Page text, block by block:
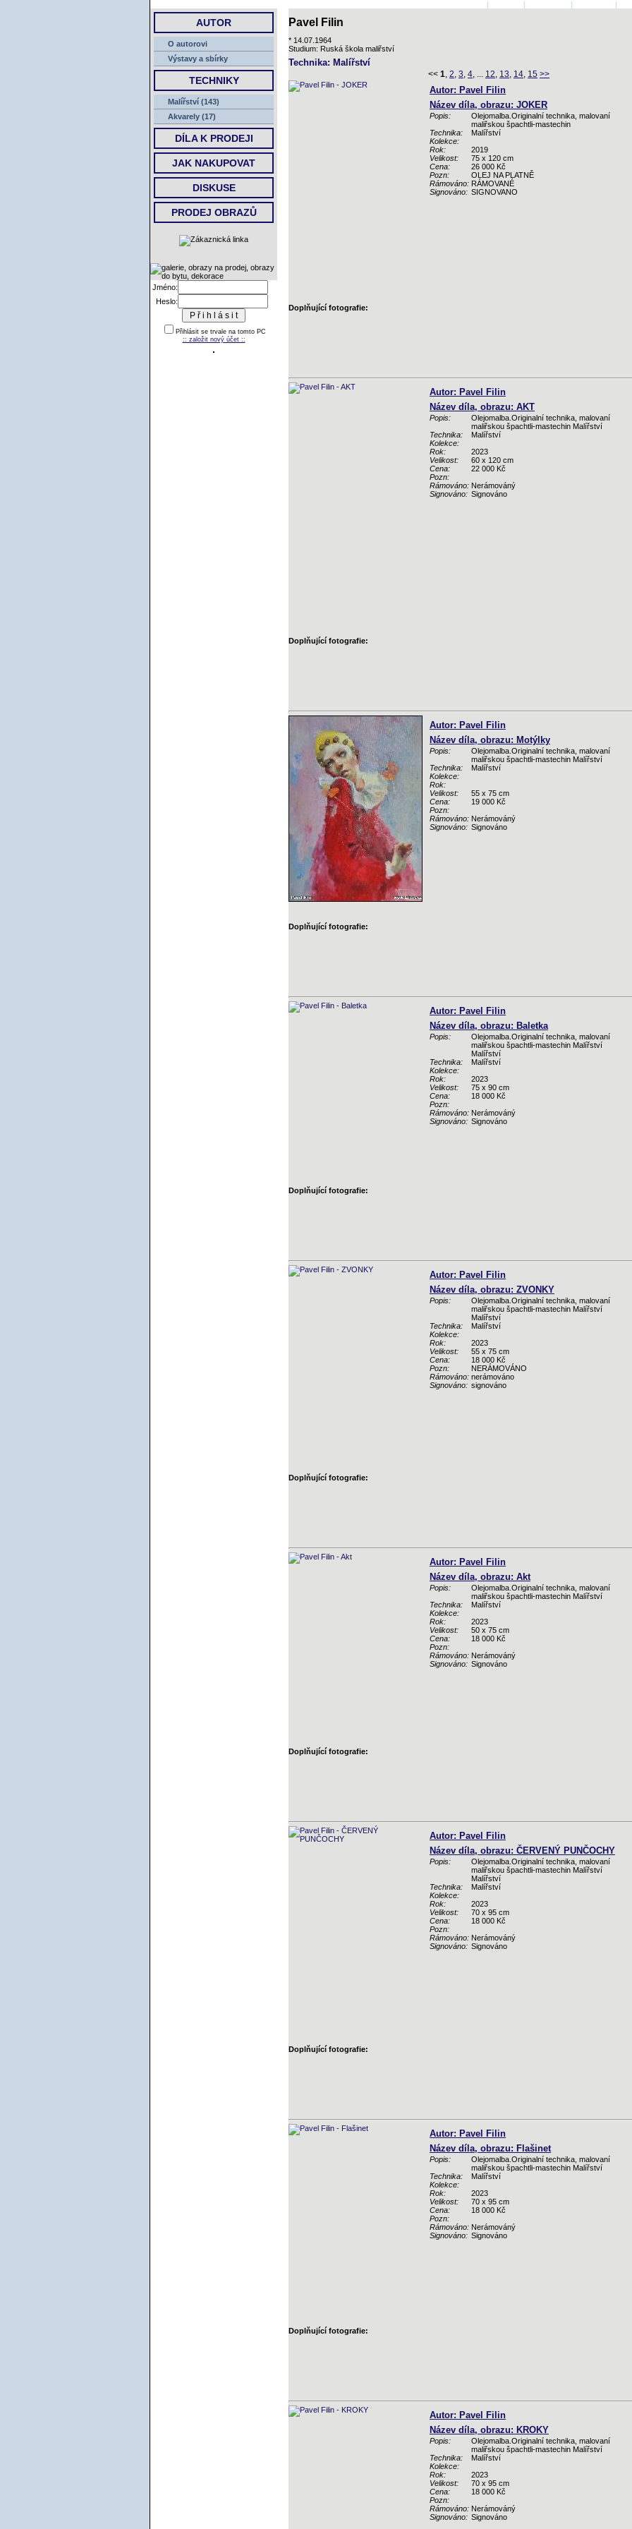
| | | |
AUTOR
O autorovi
Výstavy a sbírky
TECHNIKY
Malířství (143)
Akvarely (17)
DÍLA K PRODEJI
JAK NAKUPOVAT
DISKUSE
PRODEJ OBRAZŮ
Jméno:
Heslo:
Přihlásit se trvale na tomto PC
:: založit nový účet ::
Pavel Filin
* 14.07.1964
Studium: Ruská škola maliřství
Technika: Malířství
<< 1, 2, 3, 4, ... 12, 13, 14, 15 >>
Autor: Pavel Filin
Název díla, obrazu: JOKER
Popis:
Olejomalba.Originalní technika, malovaní
maliřskou špachtli-mastechin
Technika:
Malířství
Kolekce:
Rok:
2019
Velikost:
75 x 120 cm
Cena:
26 000 Kč
Pozn:
OLEJ NA PLATNĚ
Rámováno: RÁMOVANÉ
Signováno: SIGNOVANO
Doplňující fotografie:
Autor: Pavel Filin
Název díla, obrazu: AKT
Popis:
Olejomalba.Originalní technika, malovaní
maliřskou špachtli-mastechin Malířství
Technika:
Malířství
Kolekce:
Rok:
2023
Velikost:
60 x 120 cm
Cena:
22 000 Kč
Pozn:
Rámováno: Nerámováný
Signováno: Signováno
Doplňující fotografie:
Autor: Pavel Filin
Název díla, obrazu: Motýlky
Popis:
Olejomalba.Originalní technika, malovaní
maliřskou špachtli-mastechin Malířství
Technika:
Malířství
Kolekce:
Rok:
Velikost:
55 x 75 cm
Cena:
19 000 Kč
Pozn:
Rámováno: Nerámováný
Signováno: Signováno
Doplňující fotografie:
Autor: Pavel Filin
Název díla, obrazu: Baletka
Popis:
Olejomalba.Originalní technika, malovaní
maliřskou špachtli-mastechin Malířství
Malířství
Technika:
Malířství
Kolekce:
Rok:
2023
Velikost:
75 x 90 cm
Cena:
18 000 Kč
Pozn:
Rámováno: Nerámováný
Signováno: Signováno
Doplňující fotografie:
Autor: Pavel Filin
Název díla, obrazu: ZVONKY
Popis:
Olejomalba.Originalní technika, malovaní
maliřskou špachtli-mastechin Malířství
Malířství
Technika:
Malířství
Kolekce:
Rok:
2023
Velikost:
55 x 75 cm
Cena:
18 000 Kč
Pozn:
NERÁMOVÁNO
Rámováno: nerámováno
Signováno: signováno
Doplňující fotografie:
Autor: Pavel Filin
Název díla, obrazu: Akt
Popis:
Olejomalba.Originalní technika, malovaní
maliřskou špachtli-mastechin Malířství
Technika:
Malířství
Kolekce:
Rok:
2023
Velikost:
50 x 75 cm
Cena:
18 000 Kč
Pozn:
Rámováno: Nerámováný
Signováno: Signováno
Doplňující fotografie:
Autor: Pavel Filin
Název díla, obrazu: ČERVENÝ PUNČOCHY
Popis:
Olejomalba.Originalní technika, malovaní
maliřskou špachtli-mastechin Malířství
Malířství
Technika:
Malířství
Kolekce:
Rok:
2023
Velikost:
70 x 95 cm
Cena:
18 000 Kč
Pozn:
Rámováno: Nerámováný
Signováno: Signováno
Doplňující fotografie:
Autor: Pavel Filin
Název díla, obrazu: Flašinet
Popis:
Olejomalba.Originalní technika, malovaní
maliřskou špachtli-mastechin Malířství
Technika:
Malířství
Kolekce:
Rok:
2023
Velikost:
70 x 95 cm
Cena:
18 000 Kč
Pozn:
Rámováno: Nerámováný
Signováno: Signováno
Doplňující fotografie:
Autor: Pavel Filin
Název díla, obrazu: KROKY
Popis:
Olejomalba.Originalní technika, malovaní
maliřskou špachtli-mastechin Malířství
Technika:
Malířství
Kolekce:
Rok:
2023
Velikost:
70 x 95 cm
Cena:
18 000 Kč
Pozn:
Rámováno: Nerámováný
Signováno: Signováno